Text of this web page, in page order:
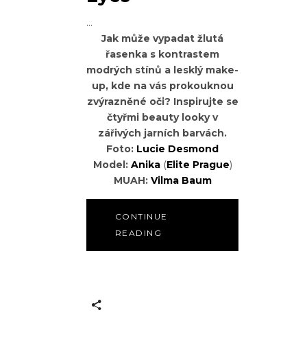
Jak může vypadat žlutá
řasenka s kontrastem
modrých stínů a lesklý make-
up, kde na vás prokouknou
zvýrazněné oči? Inspirujte se
čtyřmi beauty looky v
zářivých jarních barvách.
Foto: Lucie Desmond
Model: Anika(Elite Prague)
MUAH: Vilma Baum
CONTINUE
READING